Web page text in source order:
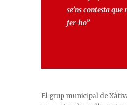
se’ns contesta que
fer-ho”
El grup municipal de